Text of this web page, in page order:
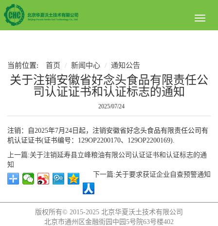
Toggle
当前位置: 首页 新闻中心 通知公告
关于注销安徽省好念头食品有限责任公
司认证证书和认证标志的通知
2025/07/24
注销：自2025年7月24日起，注销安徽省好念头食品有限责任公司有
机认证证书(证书编号： 129OP2200170、129OP2200169).
上一篇:关于注销延寿县立峰粮油有限公司认证证书和认证标志的通
知
下一篇:关于要求获证企业自查预警通知
版权所有© 2015-2025 北京华夏沃土技术有限公司
北京市通州区金融街园中园5号院63号楼402